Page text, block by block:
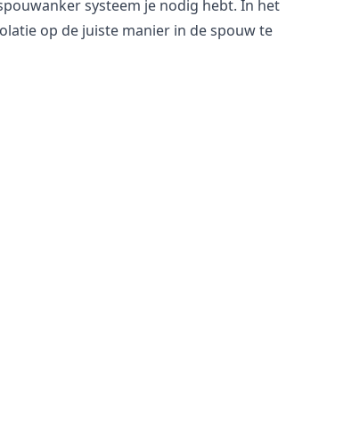
systeem je nodig hebt. In het
op de juiste manier in de spouw te